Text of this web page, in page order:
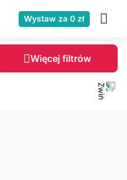
Wystaw za 0 zł
Więcej filtrów